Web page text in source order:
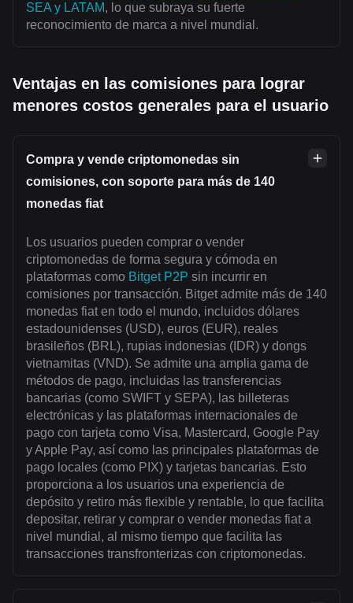
SEA y LATAM, lo que subraya su fuerte
reconocimiento de marca a nivel mundial.
Ventajas en las comisiones para lograr
menores costos generales para el usuario
Compra y vende criptomonedas sin
comisiones, con soporte para más de 140
monedas fiat
Los usuarios pueden comprar o vender
criptomonedas de forma segura y cómoda en
plataformas como Bitget P2P sin incurrir en
comisiones por transacción. Bitget admite más de 140
monedas fiat en todo el mundo, incluidos dólares
estadounidenses (USD), euros (EUR), reales
brasileños (BRL), rupias indonesias (IDR) y dongs
vietnamitas (VND). Se admite una amplia gama de
métodos de pago, incluidas las transferencias
bancarias (como SWIFT y SEPA), las billeteras
electrónicas y las plataformas internacionales de
pago con tarjeta como Visa, Mastercard, Google Pay
y Apple Pay, así como las principales plataformas de
pago locales (como PIX) y tarjetas bancarias. Esto
proporciona a los usuarios una experiencia de
depósito y retiro más flexible y rentable, lo que facilita
depositar, retirar y comprar o vender monedas fiat a
nivel mundial, al mismo tiempo que facilita las
transacciones transfronterizas con criptomonedas.